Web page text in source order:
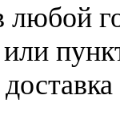
любой